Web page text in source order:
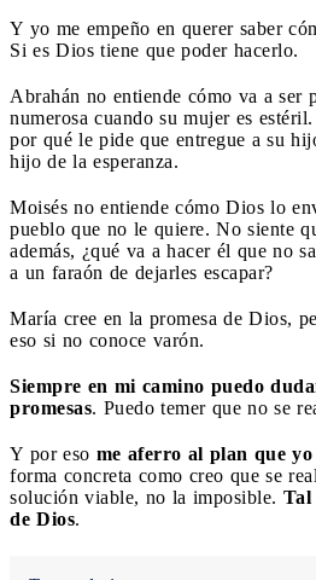
Y yo me empeño en querer saber
Si es Dios tiene que poder hacerlo.
Abrahán no entiende cómo va a ser
numerosa cuando su mujer es
por qué le pide que entregue a su
hijo de la esperanza.
Moisés no entiende cómo Dios lo
pueblo que no le quiere. No siente
además, ¿qué va a hacer él que no
a un faraón de dejarles escapar?
María cree en la promesa de Dios,
eso si no conoce varón.
Siempre en mi camino puedo
promesas. Puedo temer que no se
Y por eso me aferro al plan que yo
forma concreta como creo que se
solución viable, no la imposible. Tal
de Dios.